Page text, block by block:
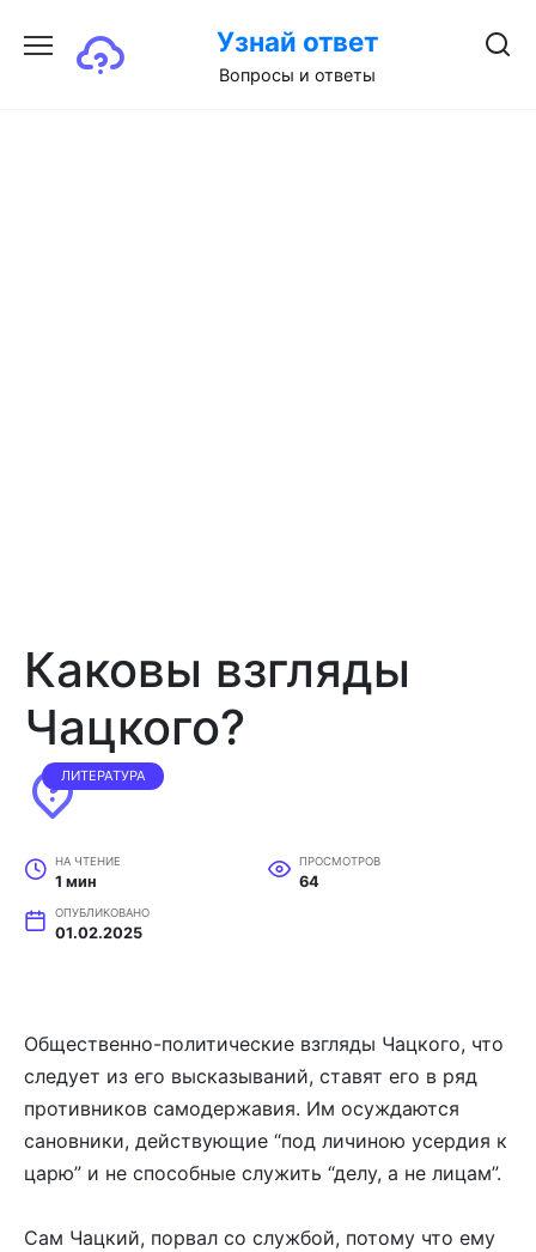
содержанию
Узнай ответ
Вопросы и ответы
Каковы взгляды
Чацкого?
ЛИТЕРАТУРА
НА ЧТЕНИЕ
1 мин
ПРОСМОТРОВ
64
ОПУБЛИКОВАНО
01.02.2025
Общественно-политические взгляды Чацкого, что
следует из его высказываний, ставят его в ряд
противников самодержавия. Им осуждаются
сановники, действующие “под личиною усердия к
царю” и не способные служить “делу, а не лицам”.
Сам Чацкий, порвал со службой, потому что ему